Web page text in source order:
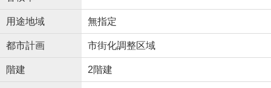
用途地域 無指定
都市計画 市街化調整区域
階建 2階建